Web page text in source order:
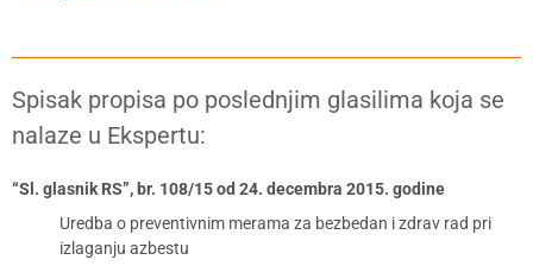
Spisak propisa po poslednjim glasilima koja se
nalaze u Ekspertu:
“Sl. glasnik RS”, br. 108/15 od 24. decembra 2015. godine
Uredba o preventivnim merama za bezbedan i zdrav rad pri
izlaganju azbestu